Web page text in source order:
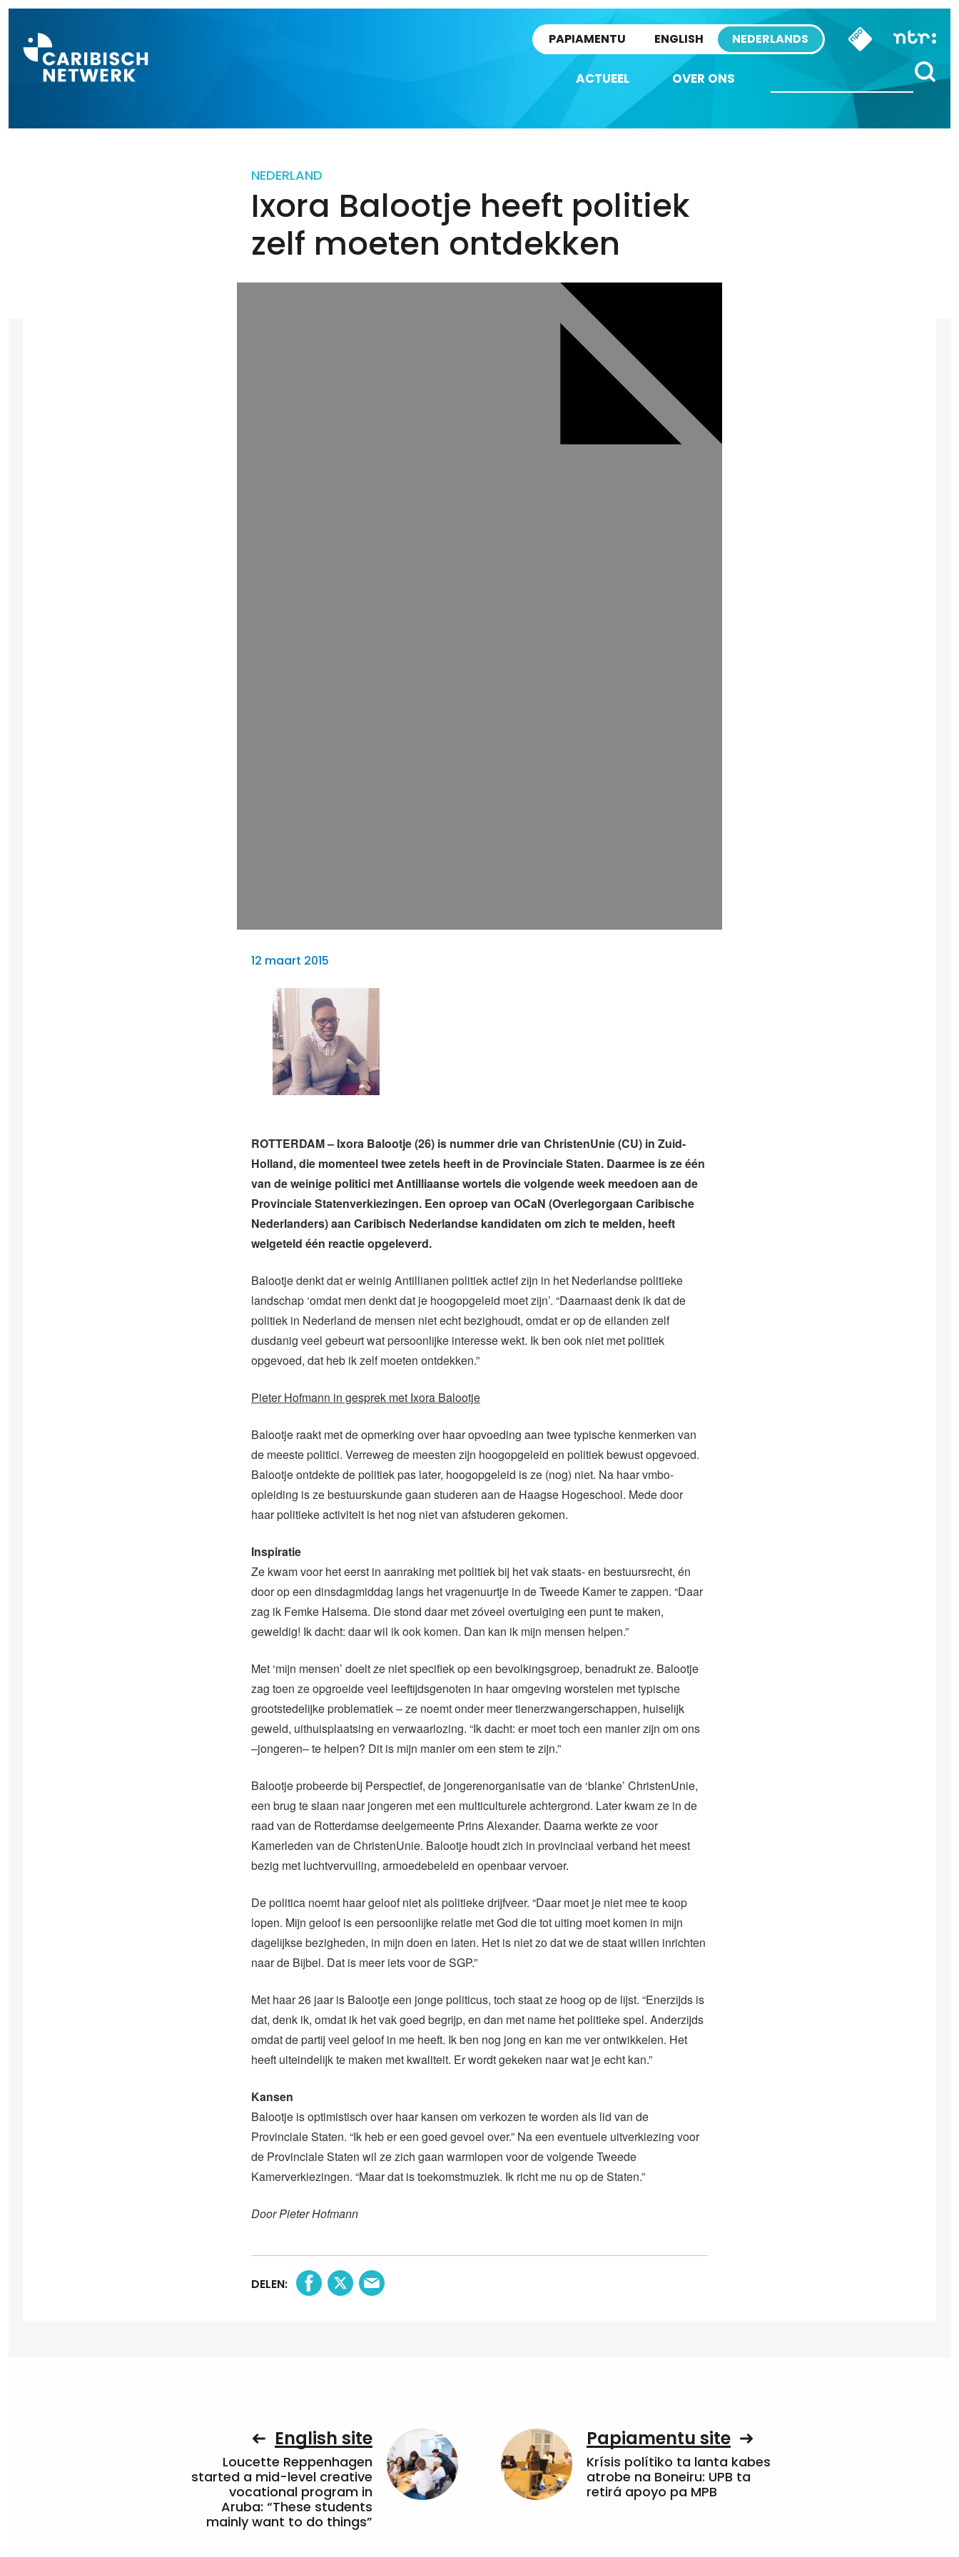
PAPIAMENTU ENGLISH NEDERLANDS
ACTUEEL OVER ONS
NEDERLAND
Ixora Balootje heeft politiek
zelf moeten ontdekken
12 maart 2015
ROTTERDAM – Ixora Balootje (26) is nummer drie van ChristenUnie (CU) in Zuid-
Holland, die momenteel twee zetels heeft in de Provinciale Staten. Daarmee is ze één
van de weinige politici met Antilliaanse wortels die volgende week meedoen aan de
Provinciale Statenverkiezingen. Een oproep van OCaN (Overlegorgaan Caribische
Nederlanders) aan Caribisch Nederlandse kandidaten om zich te melden, heeft
welgeteld één reactie opgeleverd.
Balootje denkt dat er weinig Antillianen politiek actief zijn in het Nederlandse politieke
landschap ‘omdat men denkt dat je hoogopgeleid moet zijn’. “Daarnaast denk ik dat de
politiek in Nederland de mensen niet echt bezighoudt, omdat er op de eilanden zelf
dusdanig veel gebeurt wat persoonlijke interesse wekt. Ik ben ook niet met politiek
opgevoed, dat heb ik zelf moeten ontdekken.”
Pieter Hofmann in gesprek met Ixora Balootje
Balootje raakt met de opmerking over haar opvoeding aan twee typische kenmerken van
de meeste politici. Verreweg de meesten zijn hoogopgeleid en politiek bewust opgevoed.
Balootje ontdekte de politiek pas later, hoogopgeleid is ze (nog) niet. Na haar vmbo-
opleiding is ze bestuurskunde gaan studeren aan de Haagse Hogeschool. Mede door
haar politieke activiteit is het nog niet van afstuderen gekomen.
Inspiratie
Ze kwam voor het eerst in aanraking met politiek bij het vak staats- en bestuursrecht, én
door op een dinsdagmiddag langs het vragenuurtje in de Tweede Kamer te zappen. “Daar
zag ik Femke Halsema. Die stond daar met zóveel overtuiging een punt te maken,
geweldig! Ik dacht: daar wil ik ook komen. Dan kan ik mijn mensen helpen.”
Met ‘mijn mensen’ doelt ze niet specifiek op een bevolkingsgroep, benadrukt ze. Balootje
zag toen ze opgroeide veel leeftijdsgenoten in haar omgeving worstelen met typische
grootstedelijke problematiek – ze noemt onder meer tienerzwangerschappen, huiselijk
geweld, uithuisplaatsing en verwaarlozing. “Ik dacht: er moet toch een manier zijn om ons
–jongeren– te helpen? Dit is mijn manier om een stem te zijn.”
Balootje probeerde bij Perspectief, de jongerenorganisatie van de ‘blanke’ ChristenUnie,
een brug te slaan naar jongeren met een multiculturele achtergrond. Later kwam ze in de
raad van de Rotterdamse deelgemeente Prins Alexander. Daarna werkte ze voor
Kamerleden van de ChristenUnie. Balootje houdt zich in provinciaal verband het meest
bezig met luchtvervuiling, armoedebeleid en openbaar vervoer.
De politica noemt haar geloof niet als politieke drijfveer. “Daar moet je niet mee te koop
lopen. Mijn geloof is een persoonlijke relatie met God die tot uiting moet komen in mijn
dagelijkse bezigheden, in mijn doen en laten. Het is niet zo dat we de staat willen inrichten
naar de Bijbel. Dat is meer iets voor de SGP.”
Met haar 26 jaar is Balootje een jonge politicus, toch staat ze hoog op de lijst. “Enerzijds is
dat, denk ik, omdat ik het vak goed begrijp, en dan met name het politieke spel. Anderzijds
omdat de partij veel geloof in me heeft. Ik ben nog jong en kan me ver ontwikkelen. Het
heeft uiteindelijk te maken met kwaliteit. Er wordt gekeken naar wat je echt kan.”
Kansen
Balootje is optimistisch over haar kansen om verkozen te worden als lid van de
Provinciale Staten. “Ik heb er een goed gevoel over.” Na een eventuele uitverkiezing voor
de Provinciale Staten wil ze zich gaan warmlopen voor de volgende Tweede
Kamerverkiezingen. “Maar dat is toekomstmuziek. Ik richt me nu op de Staten.”
Door Pieter Hofmann
DELEN:
English site
Loucette Reppenhagen
started a mid-level creative
vocational program in
Aruba: “These students
mainly want to do things”
Papiamentu site
Krísis polítiko ta lanta kabes
atrobe na Boneiru: UPB ta
retirá apoyo pa MPB